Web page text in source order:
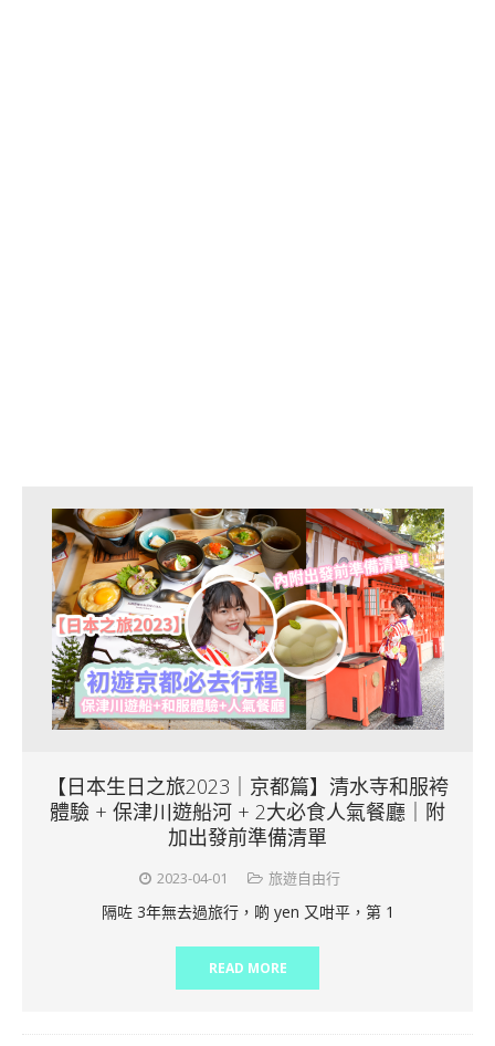
【日本生日之旅2023｜京都篇】清水寺和服袴
體驗 + 保津川遊船河 + 2大必食人氣餐廳｜附
加出發前準備清單
2023-04-01 旅遊自由行
隔咗 3年無去過旅行，啲 yen 又咁平，第 1
READ MORE